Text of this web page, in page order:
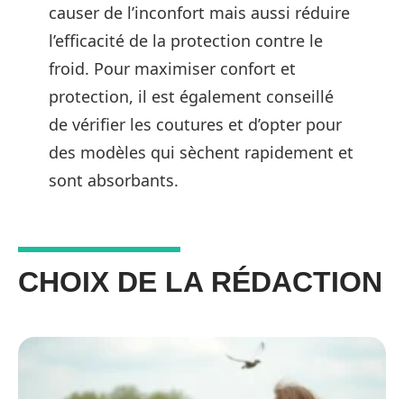
causer de l’inconfort mais aussi réduire
l’efficacité de la protection contre le
froid. Pour maximiser confort et
protection, il est également conseillé
de vérifier les coutures et d’opter pour
des modèles qui sèchent rapidement et
sont absorbants.
CHOIX DE LA RÉDACTION